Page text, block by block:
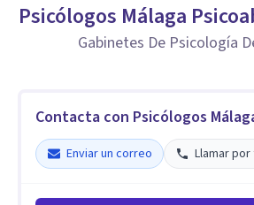
Psicólogos Málaga
Gabinetes De Psicología
Contacta con Psicólogos
Enviar un correo Llamar